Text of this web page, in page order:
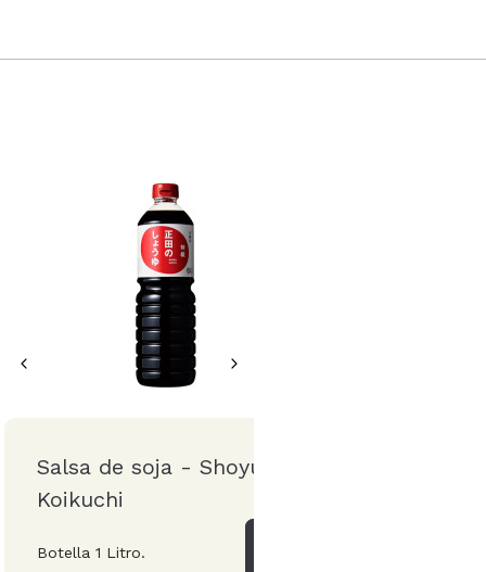
Salsa de soja - Shoyu
Koikuchi
Botella 1 Litro.